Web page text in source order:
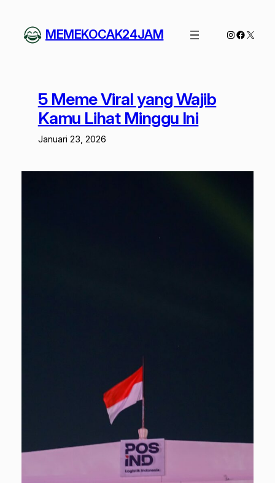
konten
MEMEKOCAK24JAM Instagram
X
5 Meme Viral yang Wajib
Kamu Lihat Minggu Ini
Januari 23, 2026